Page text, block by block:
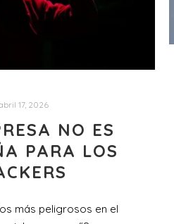
17, 2026
NO ES
PARA LOS
más peligrosos en el